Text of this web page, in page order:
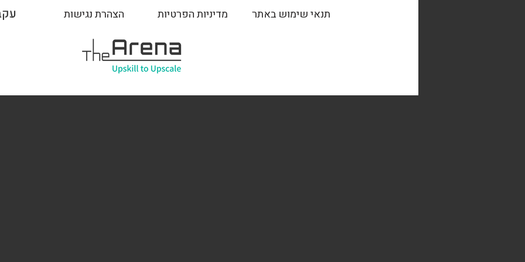
הצהרת נגישות מדיניות הפרטיות תנאי שימוש באתר